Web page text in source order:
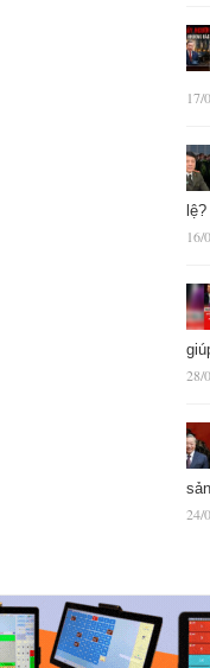
17/
lệ?
16/
28/
24/